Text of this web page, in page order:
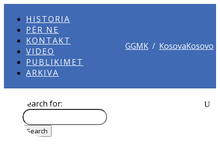
HISTORIA
PËR NE
KONTAKT
VIDEO
PUBLIKIMET
ARKIVA
GGMK / KosovaKosovo
Search for: